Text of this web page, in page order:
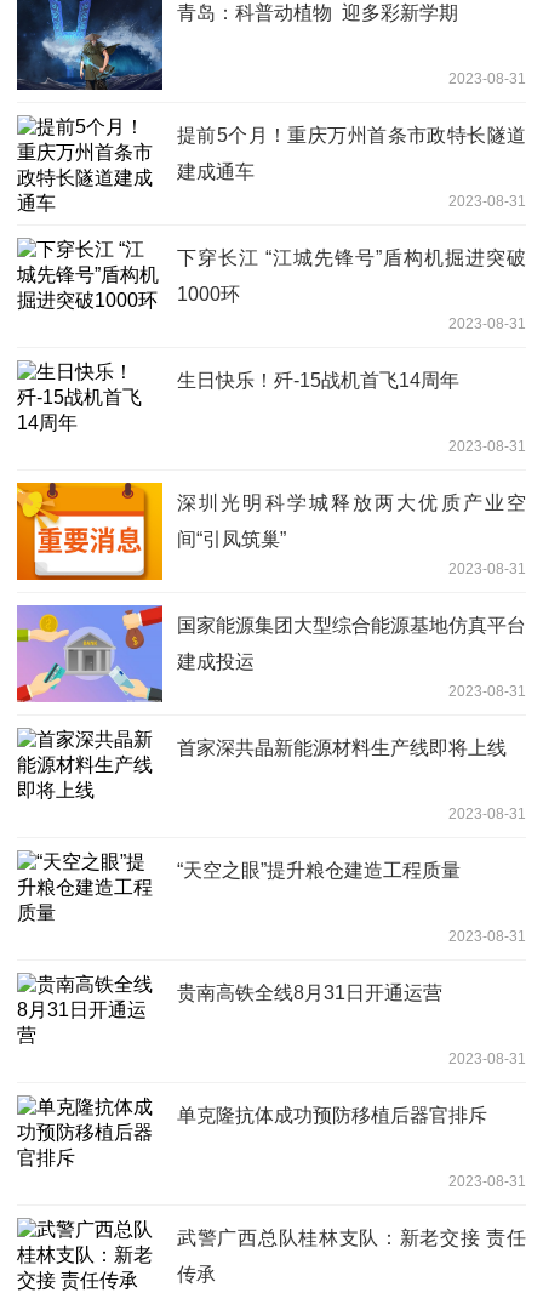
青岛：科普动植物 迎多彩新学期
2023-08-31
提前5个月！重庆万州首条市政特长隧道
建成通车
2023-08-31
下穿长江 “江城先锋号”盾构机掘进突破
1000环
2023-08-31
生日快乐！歼-15战机首飞14周年
2023-08-31
深圳光明科学城释放两大优质产业空
间“引凤筑巢”
2023-08-31
国家能源集团大型综合能源基地仿真平台
建成投运
2023-08-31
首家深共晶新能源材料生产线即将上线
2023-08-31
“天空之眼”提升粮仓建造工程质量
2023-08-31
贵南高铁全线8月31日开通运营
2023-08-31
单克隆抗体成功预防移植后器官排斥
2023-08-31
武警广西总队桂林支队：新老交接 责任
传承